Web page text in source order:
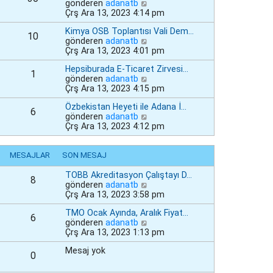
l
e
n
t
ü
e
g
ö
r
n
t
ü
l
e
s
a
j
ö
r
n
t
ü
l
e
gönderen adanatb
o
n
m
s
a
j
g
ö
r
n
t
ü
e
Çrş Ara 13, 2023 4:14 pm
10
Kimya OSB Toplantısı Vali Dem…
gönderen adanatb
o
n
m
s
a
j
g
ö
r
n
t
l
e
Çrş Ara 13, 2023 4:01 pm
1
Hepsiburada E-Ticaret Zirvesi…
gönderen adanatb
o
n
m
s
a
j
g
ö
ü
n
t
l
e
Çrş Ara 13, 2023 4:15 pm
6
Özbekistan Heyeti ile Adana İ…
gönderen adanatb
o
n
m
s
a
ı
g
ö
ü
n
Çrş Ara 13, 2023 4:12 pm
MESAJLAR SON MESAJ
8
TOBB Akreditasyon Çalıştayı D…
gönderen adanatb
o
n
m
s
a
Çrş Ara 13, 2023 3:58 pm
6
TMO Ocak Ayında, Aralık Fiyat…
gönderen adanatb
o
n
s
Çrş Ara 13, 2023 1:13 pm
0 Mesaj yok